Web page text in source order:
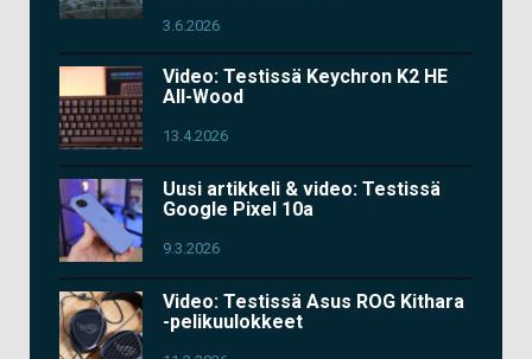
3.6.2026
Video: Testissä Keychron K2 HE
All-Wood
13.4.2026
Uusi artikkeli & video: Testissä
Google Pixel 10a
9.3.2026
Video: Testissä Asus ROG Kithara
-pelikuulokkeet